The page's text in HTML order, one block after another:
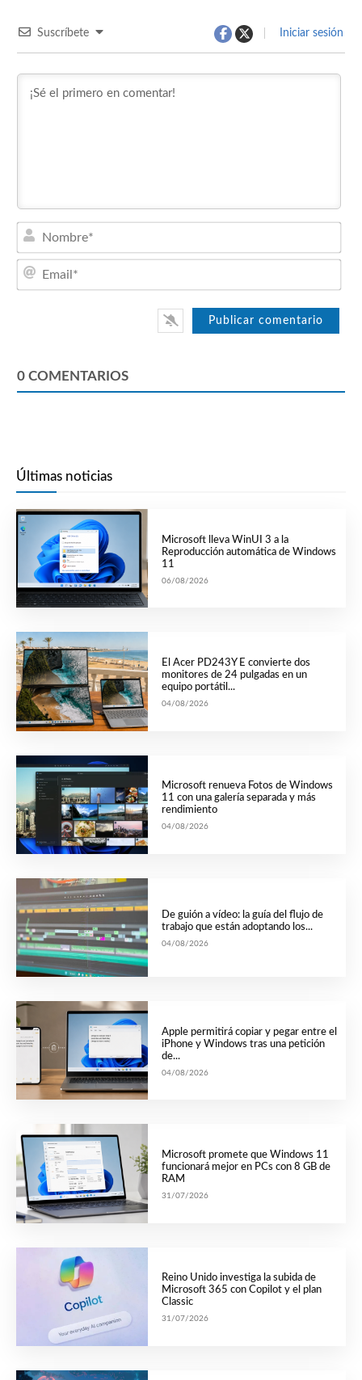
Suscríbete Iniciar sesión
0 COMENTARIOS
Últimas noticias
Microsoft lleva WinUI 3 a la
Reproducción automática de Windows
11
06/08/2026
El Acer PD243Y E convierte dos
monitores de 24 pulgadas en un
equipo portátil...
04/08/2026
Microsoft renueva Fotos de Windows
11 con una galería separada y más
rendimiento
04/08/2026
De guión a vídeo: la guía del flujo de
trabajo que están adoptando los...
04/08/2026
Apple permitirá copiar y pegar entre el
iPhone y Windows tras una petición
de...
04/08/2026
Microsoft promete que Windows 11
funcionará mejor en PCs con 8 GB de
RAM
31/07/2026
Reino Unido investiga la subida de
Microsoft 365 con Copilot y el plan
Classic
31/07/2026